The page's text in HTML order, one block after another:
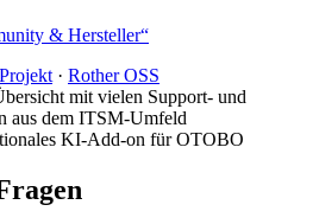
& Hersteller“
· Rother OSS
mit vielen Support- und
aus dem ITSM-Umfeld
KI-Add-on für OTOBO